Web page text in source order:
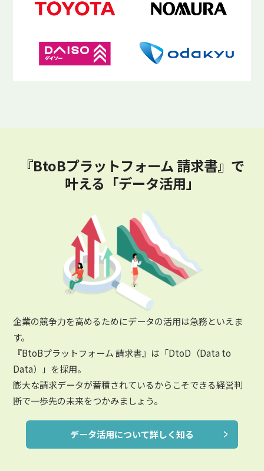
『BtoBプラットフォーム 請求書』で
叶える「データ活用」
企業の競争力を高めるためにデータの活用は急務といえま
す。
『BtoBプラットフォーム 請求書』は「DtoD（Data to
Data）」を採用。
膨大な請求データが蓄積されているからこそできる経営判
断で一歩先の未来をつかみましょう。
データ活用について詳しく知る